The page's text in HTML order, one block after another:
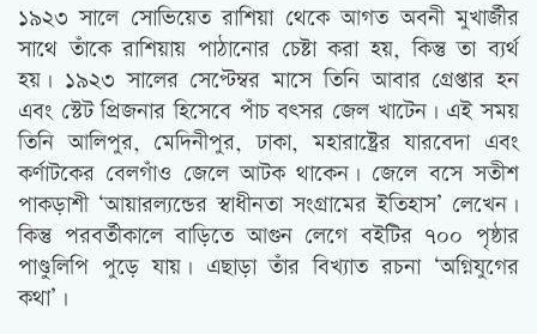
১৯২৩ সালে সোভিয়েত রাশিয়া থেকে আগত অবনী মুখার্জীর
সাথে তাঁকে রাশিয়ায় পাঠানোর চেষ্টা করা হয়, কিন্তু তা ব্যর্থ
হয়। ১৯২৩ সালের সেপ্টেম্বর মাসে তিনি আবার গ্রেপ্তার হন
এবং স্টেট প্রিজনার হিসেবে পাঁচ বৎসর জেল খাটেন। এই সময়
তিনি আলিপুর, মেদিনীপুর, ঢাকা, মহারাষ্ট্রের যারবেদা এবং
কর্ণাটকের বেলগাঁও জেলে আটক থাকেন। জেলে বসে সতীশ
পাকড়াশী ‘আয়ারল্যন্ডের স্বাধীনতা সংগ্রামের ইতিহাস’ লেখেন।
কিন্তু পরবর্তীকালে বাড়িতে আগুন লেগে বইটির ৭০০ পৃষ্ঠার
পাণ্ডুলিপি পুড়ে যায়। এছাড়া তাঁর বিখ্যাত রচনা ‘অগ্নিযুগের
কথা’।